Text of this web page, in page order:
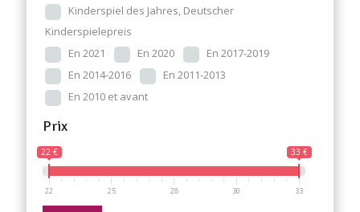
Kinderspiel des Jahres, Deutscher
Kinderspielepreis
En 2021
En 2020
En 2017-2019
En 2014-2016
En 2011-2013
En 2010 et avant
Prix
22 € 33 €
22 25 28 30 33